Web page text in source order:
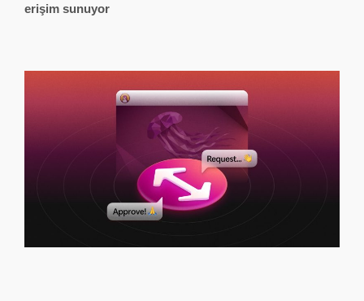
erişim sunuyor